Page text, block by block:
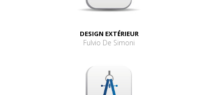
DESIGN EXTÉRIEUR
Fulvio De Simoni